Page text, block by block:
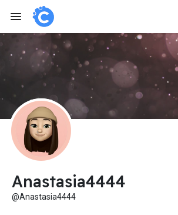
Anastasia4444
@Anastasia4444